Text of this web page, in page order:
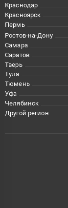
Краснодар
Красноярск
Пермь
Ростов-на-Дону
Самара
Саратов
Тверь
Тула
Тюмень
Уфа
Челябинск
Другой регион